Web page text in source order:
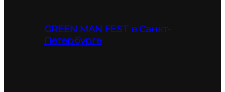
GREEN MAN FEST в Санкт-
Петербурге